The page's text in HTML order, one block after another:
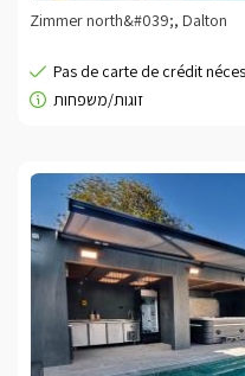
Zimmer north&#039;, Dalton